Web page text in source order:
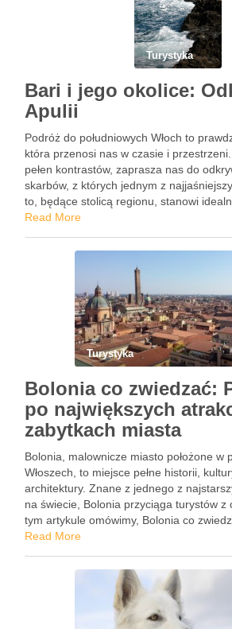
Turystyka
Bari i jego okolice:
Apulii
Podróż do południowych Włoch to
która przenosi nas w czasie i
pełen kontrastów, zaprasza nas do
skarbów, z których jednym z
to, będące stolicą regionu, stanowi
eksploracji zarówno samego miasta, jak i
Read More
Turystyka
Bolonia co zwiedzać:
po największych
zabytkach miasta
Bolonia, malownicze miasto położone w
Włoszech, to miejsce pełne historii,
architektury. Znane z jednego z
na świecie, Bolonia przyciąga turystów z
tym artykule omówimy, Bolonia co
największe atrakcje i zabytki, które warto
Read More